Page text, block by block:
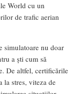
World cu un
de trafic aerian
simulatoare nu doar
a ști cum să
De altfel, certificările
la stres, viteza de